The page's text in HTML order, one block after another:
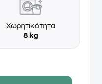
Χωρητικότητα
8 kg